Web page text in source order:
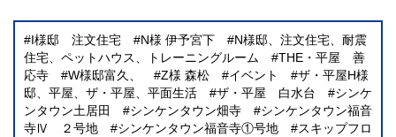
I様邸 注文住宅 N様 伊予宮下
N様邸、注文住宅、耐震
住宅、ペットハウス、トレーニングルーム
THE・平屋 善
応寺
W様邸富久、 Z様 森松 イベント
ザ・平屋H様
邸、平屋、ザ・平屋、平面生活
ザ・平屋 白水台
シンケ
ンタウン土居田
シンケンタウン畑寺
シンケンタウン福音
寺Ⅳ ２号地
シンケンタウン福音寺①号地
スキップフロ